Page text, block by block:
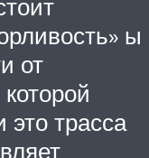
ы
от
это трасса